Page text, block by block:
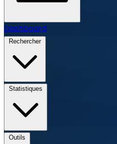
Dashboard
Rechercher
Statistiques
Outils